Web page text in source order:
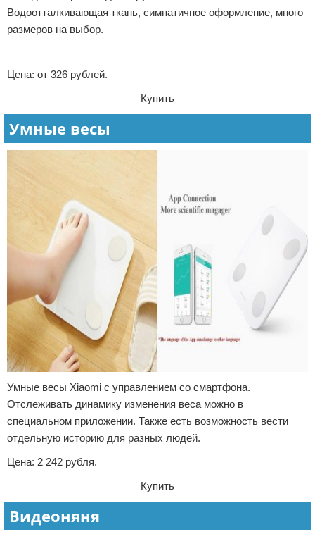
Водоотталкивающая ткань, симпатичное оформление, много
размеров на выбор.
Цена: от 326 рублей.
Купить
Умные весы
Умные весы Xiaomi с управлением со смартфона.
Отслеживать динамику изменения веса можно в
специальном приложении. Также есть возможность вести
отдельную историю для разных людей.
Цена: 2 242 рубля.
Купить
Видеоняня